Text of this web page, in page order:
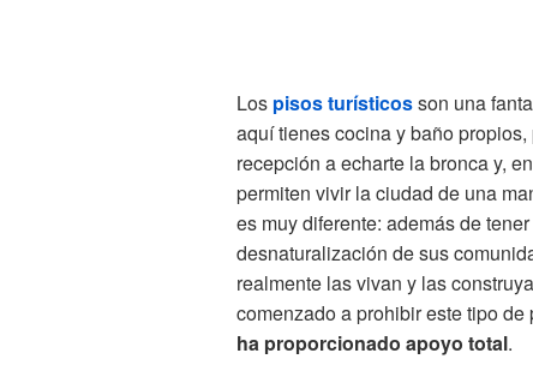
Los pisos turísticosson una
aquí tienes cocina y baño
recepción a echarte la bronca y,
permiten vivir la ciudad de una
es muy diferente: además de
desnaturalización de sus
realmente las vivan y las
comenzado a prohibir este tipo
ha proporcionado apoyo total.